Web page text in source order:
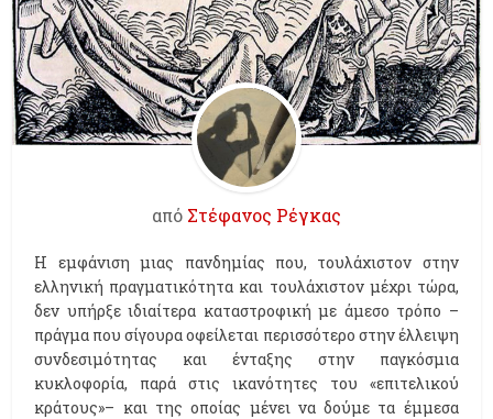
από Στέφανος Ρέγκας
Η εμφάνιση μιας πανδημίας που, τουλάχιστον στην
ελληνική πραγματικότητα και τουλάχιστον μέχρι τώρα,
δεν υπήρξε ιδιαίτερα καταστροφική με άμεσο τρόπο –
πράγμα που σίγουρα οφείλεται περισσότερο στην έλλειψη
συνδεσιμότητας και ένταξης στην παγκόσμια
κυκλοφορία, παρά στις ικανότητες του «επιτελικού
κράτους»– και της οποίας μένει να δούμε τα έμμεσα